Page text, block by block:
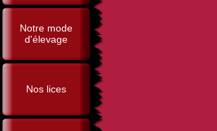
Notre mode
d'élevage
Nos lices